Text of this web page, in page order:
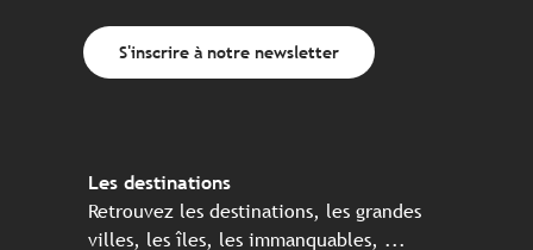
S'inscrire à notre newsletter
Les destinations
Retrouvez les destinations, les grandes
villes, les îles, les immanquables, ...